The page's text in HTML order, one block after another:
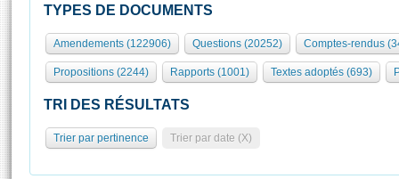
Présidence
577 députés
Groupes politiques
Séance publique
Commissions et autres organes
Europe et International
Pétitions
Rôle et pouvoirs de l'Assemblée
Organisation de l'Assemblée
Présidence Conférence des Présidents Bureau Collège des
Statistiques et chiffres clés
Visiter l'Assemblée
Visite virtuelle du palais Bourbon
Assister à une séance
TYPES DE DOCUMENTS
Amendements (122906) Questions (20252) Comptes-rendus
Propositions (2244) Rapports (1001) Textes adoptés (693)
TRI DES RÉSULTATS
Trier par pertinence Trier par date (X)